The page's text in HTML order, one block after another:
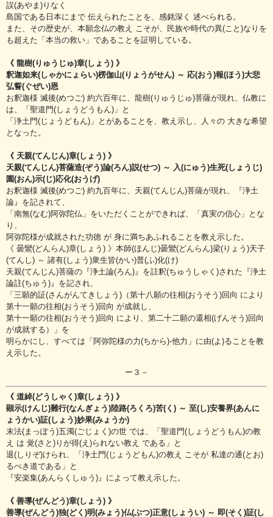
誤(あやま)りなく
島国である日本にまで 伝えられたことを、感銘深く 述べられる。
また、その歴史が、本願念仏の教え こそが、民族や時代の異(こと)なりを
も超えた「本当の救い」であることを証明している。
《 龍樹(りゅうじゅ)章(しょう) 》
釈迦如来(しゃかにょらい)楞伽山(りょうがせん) ～ 応(おう)報(ほう)大悲
弘誓(ぐぜい)恩
お釈迦様 滅後(めつご) 約六百年に、龍樹(りゅうじゅ)菩薩が現れ、仏教に
は、「聖道門(しょうどうもん)」と
「浄土門(じょうどもん)」とがあることを、教え示し、人々の 大きな希望
となった。
《 天親(てんじん)章(しょう) 》
天親(てんじん)菩薩造(ぞう)論(ろん)説(せつ) ～ 入(にゅう)生死(しょうじ)
園(おん)示(じ)応化(おうげ)
お釈迦様 滅後(めつご) 約九百年に、天親(てんじん)菩薩が現れ、『浄土
論』を記されて、
「南無(なむ)阿弥陀仏」をいただくことができれば、「真実の信心」とな
り、
阿弥陀様が成就された功徳 が 身に満ちあふれることを教え示した。
《 曇鸞(どんらん)章(しょう) 》本師(ほんじ)曇鸞(どんらん)梁(りょう)天子
(てんし) ～ 諸有(しょう)衆生皆(かい)普(ふ)化(け)
天親(てんじん)菩薩の『浄土論(ろん)』を註釈(ちゅうしゃく)された『浄土
論註(ちゅう)』を記され、
「三願的証(さんがんてきしょう)（第十八願の往相(おうそう)回向 により
第十一願の往相(おうそう)回向 が成就し、
第十一願の往相(おうそう)回向 により、第二十二願の還相(げんそう)回向
が成就する）」を
明らかにし、すべては「阿弥陀様の力(ちから)‐他力」に由(よ)ることを教
え示した。
ー３－
《 道綽(どうしゃく)章(しょう) 》
顕示(けんじ)難行(なんぎょう)陸路(ろくろ)苦(く) ～ 至(し)安養界(あんに
ょうかい)証(しょう)妙果(みょうか)
末法(まっぽう)五濁(ごじょく)の世 では、「聖道門(しょうどうもん)の教
え は 覚(さと)りが得(え)られない教え である」と
退(しりぞ)けられ、「浄土門(じょうどもん)の教え こそが 私達の通(とお)
るべき道である」と
『安楽集(あんらくしゅう)』によって教え示した。
《 善導(ぜんどう)章(しょう) 》
善導(ぜんどう)独(どく)明(みょう)仏(ぶつ)正意(しょうい) ～ 即(そく)証(し